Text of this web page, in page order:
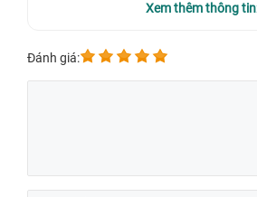
Xem thêm thông tin
Đánh giá: